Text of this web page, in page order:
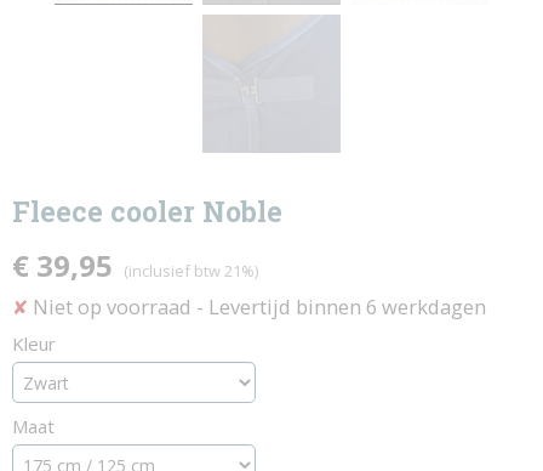
Fleece cooler Noble
€ 39,95 (inclusief btw 21%)
✘ Niet op voorraad - Levertijd binnen 6 werkdagen
Kleur
Maat